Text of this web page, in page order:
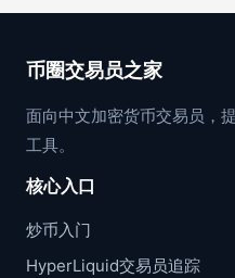
币圈交易员之家
面向中文加密货币交易员，
工具。
核心入口
炒币入门
HyperLiquid交易员追踪